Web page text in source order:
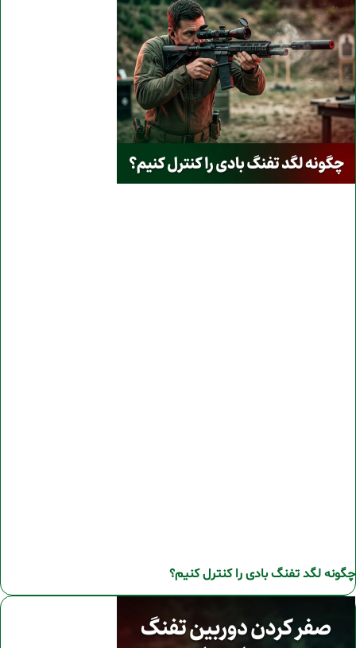
چگونه لگد تفنگ بادی را کنترل کنیم؟